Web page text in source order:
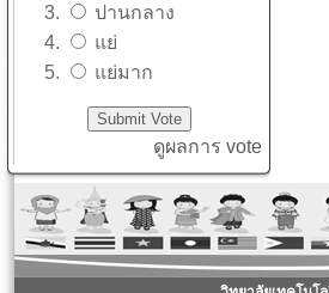
ปานกลาง
แย่
แย่มาก
ดูผลการ vote